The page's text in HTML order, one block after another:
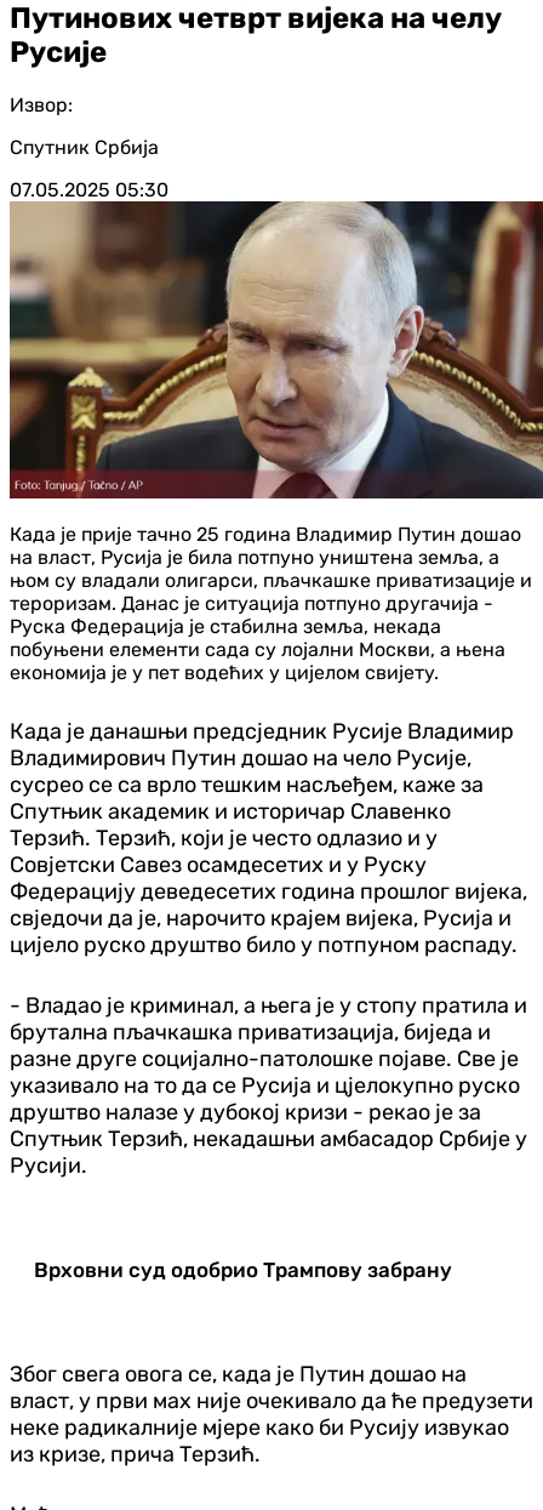
Путинових четврт вијека на челу
Русије
Извор:
Спутник Србија
07.05.2025 05:30
Када је прије тачно 25 година Владимир Путин дошао
на власт, Русија је била потпуно уништена земља, а
њом су владали олигарси, пљачкашке приватизације и
тероризам. Данас је ситуација потпуно другачија -
Руска Федерација је стабилна земља, некада
побуњени елементи сада су лојални Москви, а њена
економија је у пет водећих у цијелом свијету.
Када је данашњи предсједник Русије Владимир
Владимирович Путин дошао на чело Русије,
сусрео се са врло тешким насљеђем, каже за
Спутњик академик и историчар Славенко
Терзић. Терзић, који је често одлазио и у
Совјетски Савез осамдесетих и у Руску
Федерацију деведесетих година прошлог вијека,
свједочи да је, нарочито крајем вијека, Русија и
цијело руско друштво било у потпуном распаду.
- Владао је криминал, а њега је у стопу пратила и
брутална пљачкашка приватизација, биједа и
разне друге социјално-патолошке појаве. Све је
указивало на то да се Русија и цјелокупно руско
друштво налазе у дубокој кризи - рекао је за
Спутњик Терзић, некадашњи амбасадор Србије у
Русији.
Врховни суд одобрио Трампову забрану
Због свега овога се, када је Путин дошао на
власт, у први мах није очекивало да ће предузети
неке радикалније мјере како би Русију извукао
из кризе, прича Терзић.